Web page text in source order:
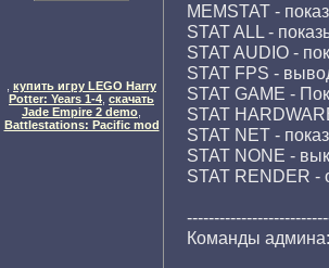
купить игру LEGO Harry
Potter: Years 1-4 скачать
Jade Empire 2 demo
Battlestations: Pacific mod
MEMSTAT -
STAT ALL -
STAT AUDIO -
STAT FPS -
STAT GAME -
STAT
STAT NET -
STAT NONE -
STAT RENDER -
Команды админа: